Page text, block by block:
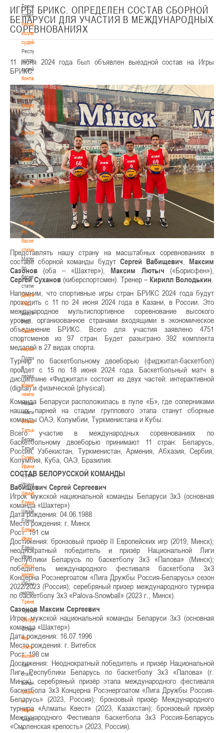
Тренерский
совет
Республиканская
коллегия
судей
Республиканская
коллегия
судей
Контакты
Контакты
Контакты
федерации
Контакты
федерации
Документы
Документы
Устав
БФБ
Устав
БФБ
Регламентирующие
документы
Регламентирующие
документы
Материалы
по
баскетбольной
статистике
Материалы
по
баскетбольной
статистике
Документы
РКС
Документы
РКС
Положение
о
переходах
Положение
о
переходах
Наши
чемпионы
Наши
чемпионы
Белошапко
Татьяна
Белошапко
Татьяна
Сумникова
Ирина
Сумникова
Ирина
Швайбович
Елена
Швайбович
Елена
Едешко
Иван
Едешко
Иван
Обучающие
материалы
Обучающие
материалы
Тренерам
Тренерам
Сотрудничество
Сотрудничество
Как
стать
волонтером
Как
стать
волонтером
Спонсоры
и
партнеры
Спонсоры
и
ИГРЫ БРИКС. ОПРЕДЕЛЕН СОСТАВ СБОРНОЙ
БЕЛАРУСИ ДЛЯ УЧАСТИЯ В МЕЖДУНАРОДНЫХ
СОРЕВНОВАНИЯХ
11 июня 2024 года был объявлен выездной состав на Игры
БРИКС.
Представлять нашу страну на масштабных соревнованиях в
составе сборной команды будут Сергей Вабищевич
Максим
Сазонов (оба – «Шахтер»), Максим Лютыч («Борисфен»),
Сергей Суханов (киберспортсмен). Тренер – Кирилл Володькин
Напомним, что спортивные игры стран БРИКС 2024 года будут
проходить с 11 по 24 июня 2024 года в Казани, в России. Это
международное мультиспортивное соревнование высокого
уровня, организованное странами входящими в экономическое
объединение БРИКС. Всего для участия заявлено 4751
спортсменов из 97 стран. Будет разыграно 392 комплекта
медалей в 27 видах спорта.
Турнир по баскетбольному двоеборью (фиджитал-баскетбол)
пройдет с 15 по 18 июня 2024 года. Баскетбольный матч в
дисциплине «Фиджитал» состоит из двух частей: интерактивной
(digital) и физической (physical).
Команда Беларуси расположилась в пуле «Б», где соперниками
наших парней на стадии группового этапа станут сборные
команды ОАЭ, Колумбии, Туркменистана и Кубы.
Всего участие в международных соревнованиях по
баскетбольному двоеборью принимают 11 стран: Беларусь,
Россия, Узбекистан, Туркменистан, Армения, Абхазия, Сербия,
Колумбия, Куба, ОАЭ, Бразилия.
СОСТАВ БЕЛОРУССКОЙ КОМАНДЫ
Вабищевич Сергей Сергеевич
Игрок мужской национальной команды Беларуси 3х3 (основная
команда «Шахтер»)
Дата рождения: 04.06.1988
Место рождения: г. Минск
Рост: 191 см
Достижения: бронзовый призёр II Европейских игр (2019, Минск);
неоднократный победитель и призёр Национальной Лиги
Республики Беларусь по баскетболу 3х3 «Палова» (Минск);
победитель международного фестиваля баскетбола 3х3
Концерна Росэнергоатом «Лига Дружбы Россия-Беларусь» сезон
2022/2023 (Россия); серебряный призер международного турнира
по баскетболу 3х3 «Palova-Snowball» (2023 г., Минск).
Сазонов Максим Сергеевич
Игрок мужской национальной команды Беларуси 3х3 (основная
команда «Шахтер»)
Дата рождения: 16.07.1996
Место рождения: г. Витебск
Рост: 198 см
Достижения: Неоднократный победитель и призёр Национальной
Лиги Республики Беларусь по баскетболу 3х3 «Палова» (г.
Минск); серебряный призёр этапа международного фестиваля
баскетбола 3х3 Концерна Росэнергоатом «Лига Дружбы Россия-
Беларусь» (2023, Россия); бронзовый призёр Международного
турнира «Алматы Квест» (2023, Казахстан); бронзовый призёр
Международного Фестиваля баскетбола 3х3 Россия-Беларусь
«Смоленская крепость» (2023, Россия).